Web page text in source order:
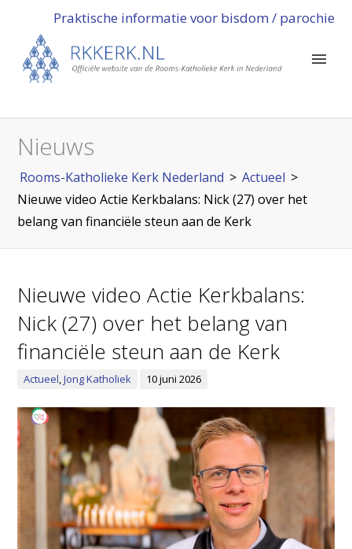
Praktische informatie voor bisdom / parochie
Nieuws
Rooms-Katholieke Kerk Nederland > Actueel >
Nieuwe video Actie Kerkbalans: Nick (27) over het
belang van financiële steun aan de Kerk
Nieuwe video Actie Kerkbalans:
Nick (27) over het belang van
financiële steun aan de Kerk
Actueel,Jong Katholiek 10 juni 2026